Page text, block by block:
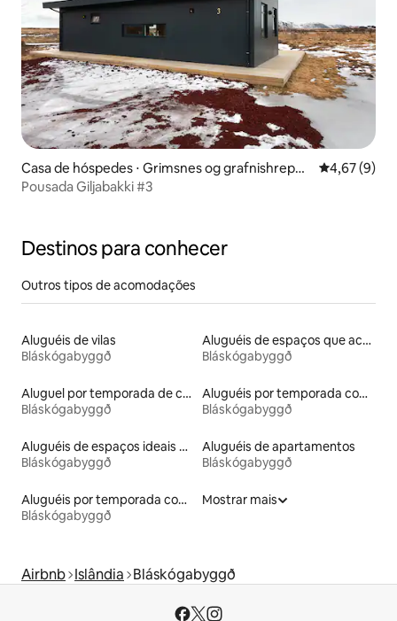
Casa de hóspedes ⋅ Grimsnes og grafnishreppu
r
4,67 de uma
4,67 (9)
Pousada Giljabakki #3
Destinos para conhecer
Outros tipos de acomodações
Aluguéis de vilas
Bláskógabyggð
Aluguéis de espaços que aceitam animais de estimação
Bláskógabyggð
Aluguel por temporada de casas de hóspedes
Bláskógabyggð
Aluguéis por temporada com banheira de hidromassagem
Bláskógabyggð
Aluguéis de espaços ideais para famílias
Bláskógabyggð
Aluguéis de apartamentos
Bláskógabyggð
Aluguéis por temporada com acesso ao lago
Bláskógabyggð
Mostrar mais
Airbnb Islândia Bláskógabyggð